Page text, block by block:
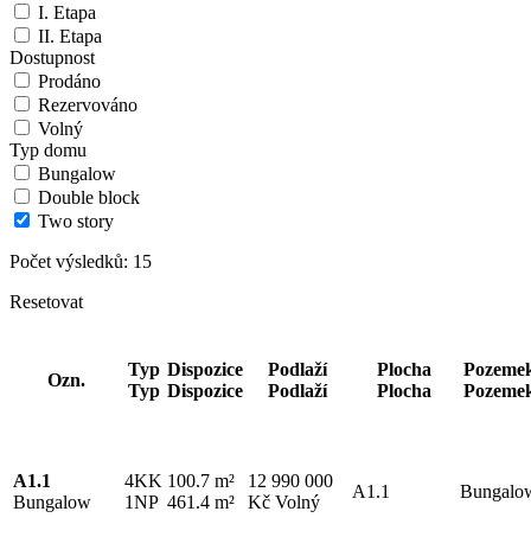
I. Etapa
II. Etapa
Dostupnost
Prodáno
Rezervováno
Volný
Typ domu
Bungalow
Double block
Two story
Počet výsledků: 15
Resetovat
Ozn.
Typ
Typ
Dispozice
Dispozice
Podlaží
Podlaží
Plocha
Plocha
A1.1
Bungalow
4KK
1NP
100.7 m²
461.4 m²
12 990 000
Kč Volný
A1.1